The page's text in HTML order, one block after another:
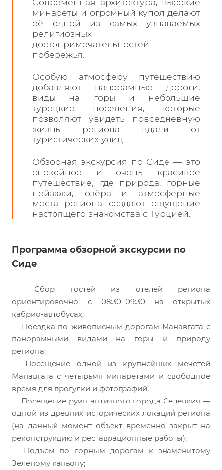
Современная архитектура, высокие
минареты и огромный купол делают
её одной из самых узнаваемых
религиозных
достопримечательностей
побережья.
Особую атмосферу путешествию
добавляют панорамные дороги,
виды на горы и небольшие
турецкие поселения, которые
позволяют увидеть повседневную
жизнь региона вдали от
туристических улиц.
Обзорная экскурсия по Сиде — это
спокойное и очень красивое
путешествие, где природа, горные
пейзажи, озёра и атмосферные
места региона создают ощущение
настоящего знакомства с Турцией.
Программа обзорной экскурсии по
Сиде
Сбор гостей из отелей региона
ориентировочно с 08:30–09:30 на открытых
кабрио-автобусах;
Поездка по живописным дорогам Манавгата с
панорамными видами на горы и природу
региона;
Посещение одной из крупнейших мечетей
Манавгата с четырьмя минаретами и свободное
время для прогулки и фотографий;
Посещение руин античного города Селевкия —
одной из древних исторических локаций региона
(на данный момент объект временно закрыт на
реконструкцию и реставрационные работы);
Подъём по горным дорогам к знаменитому
Зеленому каньону;